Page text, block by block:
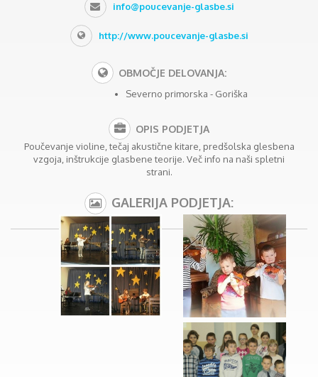
info@poucevanje-glasbe.si
http://www.poucevanje-glasbe.si
OBMOČJE DELOVANJA:
Severno primorska - Goriška
OPIS PODJETJA
Poučevanje violine, tečaj akustične kitare, predšolska glesbena
vzgoja, inštrukcije glasbene teorije. Več info na naši spletni
strani.
GALERIJA PODJETJA: